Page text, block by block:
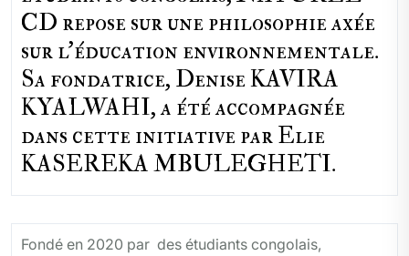
CD repose sur une philosophie axée
sur l'éducation environnementale.
Sa fondatrice, Denise KAVIRA
KYALWAHI, a été accompagnée
dans cette initiative par Elie
KASEREKA MBULEGHETI.
Fondé en 2020 par des étudiants congolais,